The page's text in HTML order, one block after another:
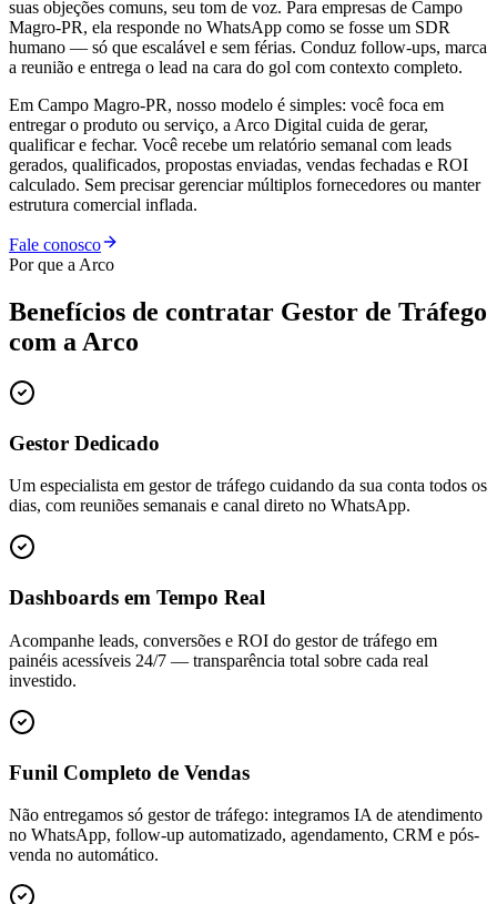
suas objeções comuns, seu tom de voz. Para empresas de Campo
Magro-PR, ela responde no WhatsApp como se fosse um SDR
humano — só que escalável e sem férias. Conduz follow-ups, marca
a reunião e entrega o lead na cara do gol com contexto completo.
Em Campo Magro-PR, nosso modelo é simples: você foca em
entregar o produto ou serviço, a Arco Digital cuida de gerar,
qualificar e fechar. Você recebe um relatório semanal com leads
gerados, qualificados, propostas enviadas, vendas fechadas e ROI
calculado. Sem precisar gerenciar múltiplos fornecedores ou manter
estrutura comercial inflada.
Fale conosco
Por que a Arco
Benefícios de contratar Gestor de Tráfego
com a Arco
Gestor Dedicado
Um especialista em gestor de tráfego cuidando da sua conta todos os
dias, com reuniões semanais e canal direto no WhatsApp.
Dashboards em Tempo Real
Acompanhe leads, conversões e ROI do gestor de tráfego em
painéis acessíveis 24/7 — transparência total sobre cada real
investido.
Funil Completo de Vendas
Não entregamos só gestor de tráfego: integramos IA de atendimento
no WhatsApp, follow-up automatizado, agendamento, CRM e pós-
venda no automático.